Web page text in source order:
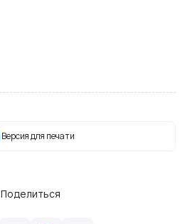
Версия для печати
Поделиться